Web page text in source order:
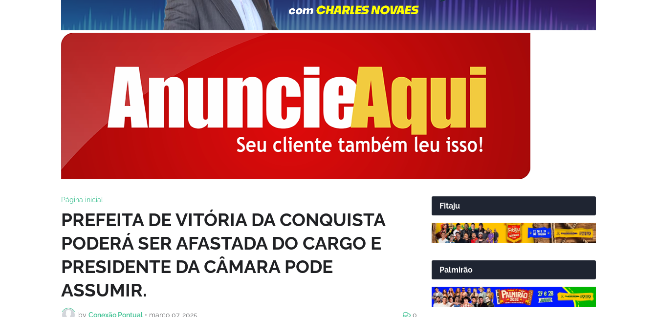
Página inicial
PREFEITA DE VITÓRIA DA CONQUISTA
PODERÁ SER AFASTADA DO CARGO E
PRESIDENTE DA CÂMARA PODE
ASSUMIR.
by Conexão Pontual • março 07, 2025 0
Fitaju
Palmirão